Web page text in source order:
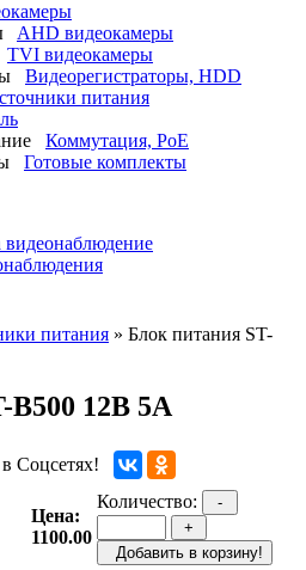
AHD видеокамеры
TVI видеокамеры
Видеорегистраторы, HDD
питания
Коммутация, PoE
Готовые комплекты
питания » Блок питания ST-
B500 12В 5А
Соцсетях!
Цена:
1100.00
Количество:
-
+
Добавить в корзину!